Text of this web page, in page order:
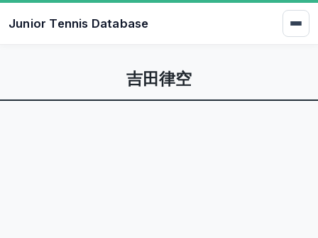
Junior Tennis Database
吉田律空